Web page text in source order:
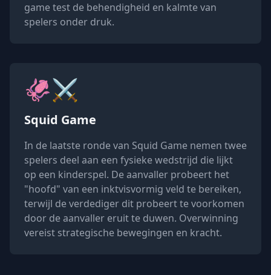
game test de behendigheid en kalmte van
spelers onder druk.
🦑⚔️
Squid Game
In de laatste ronde van Squid Game nemen twee
spelers deel aan een fysieke wedstrijd die lijkt
op een kinderspel. De aanvaller probeert het
"hoofd" van een inktvisvormig veld te bereiken,
terwijl de verdediger dit probeert te voorkomen
door de aanvaller eruit te duwen. Overwinning
vereist strategische bewegingen en kracht.